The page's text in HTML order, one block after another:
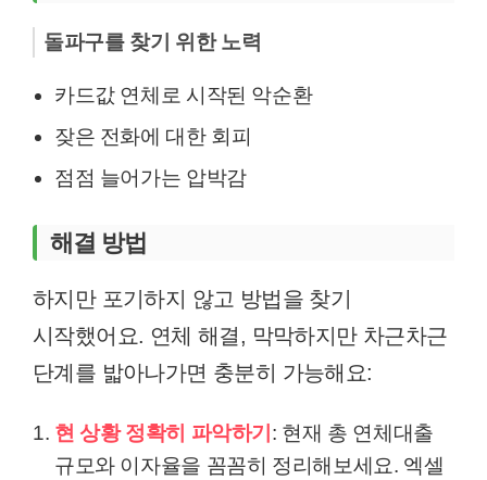
돌파구를 찾기 위한 노력
카드값 연체로 시작된 악순환
잦은 전화에 대한 회피
점점 늘어가는 압박감
해결 방법
하지만 포기하지 않고 방법을 찾기
시작했어요. 연체 해결, 막막하지만 차근차근
단계를 밟아나가면 충분히 가능해요:
현 상황 정확히 파악하기 : 현재 총 연체대출
규모와 이자율을 꼼꼼히 정리해보세요. 엑셀